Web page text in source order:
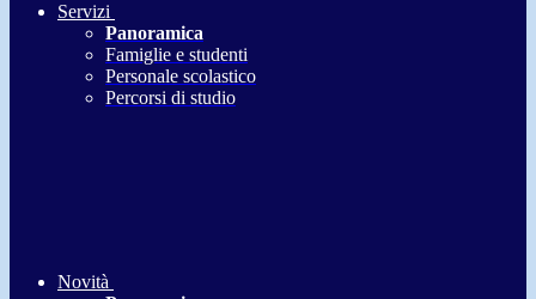
Servizi
Panoramica
Famiglie e studenti
Personale scolastico
Percorsi di studio
Novità